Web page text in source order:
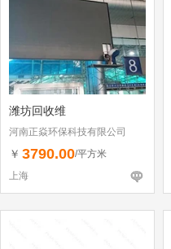
潍坊回收维
河南正焱环保科技有限公司
￥ 3790.00/平方米
上海